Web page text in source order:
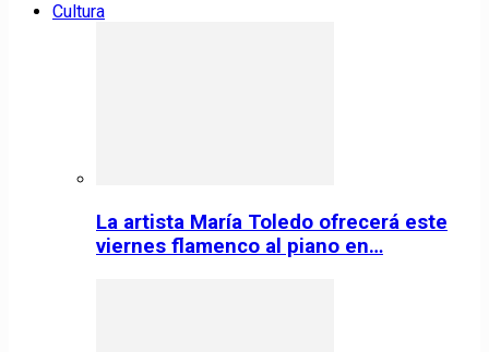
Cultura
La artista María Toledo ofrecerá este
viernes flamenco al piano en…